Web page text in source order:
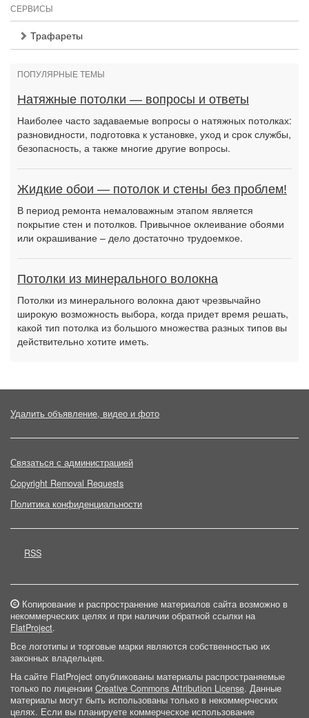
СЕРВИСЫ
Трафареты
ПОПУЛЯРНЫЕ ТЕМЫ
Натяжные потолки — вопросы и ответы
Наиболее часто задаваемые вопросы о натяжных потолках:
разновидности, подготовка к установке, уход и срок службы,
безопасность, а также многие другие вопросы.
Жидкие обои — потолок и стены без проблем!
В период ремонта немаловажным этапом является
покрытие стен и потолков. Привычное оклеивание обоями
или окрашивание – дело достаточно трудоемкое.
Потолки из минерального волокна
Потолки из минерального волокна дают чрезвычайно
широкую возможность выбора, когда придет время решать,
какой тип потолка из большого множества разных типов вы
действительно хотите иметь.
Удалить объявление, видео и фото
Связаться с администрацией
Copyright Removal Requests
Политика конфиденциальности
RSS
Копирование и распространение материалов сайта возможно в
некоммерческих целях и при наличии обратной ссылки на
FlatProject.
Все логотипы и торговые марки являются собственностью их
законных владельцев.
На сайте FlatProject опубликованы материалы распространяемые
только по лицензии Creative Commons Attribution License. Данные
материалы могут быть использованы только в некоммерческих
целях. Если вы планируете коммерческое использование